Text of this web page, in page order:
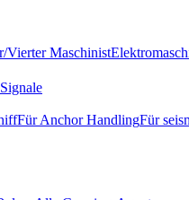
Vierter Maschinist
Für Anchor HandlingFür